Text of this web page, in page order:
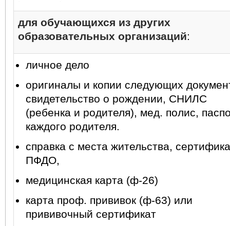
для обучающихся из других
образовательных организаций:
личное дело
оригиналы и копии следующих
свидетельство о рождении, СНИЛС
(ребенка и родителя), мед. полис,
каждого родителя.
справка с места жительства,
ПФДО,
медицинская карта (ф-26)
карта проф. прививок (ф-63) или
прививочный сертификат